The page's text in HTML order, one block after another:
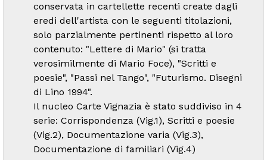
conservata in cartellette recenti create dagli
eredi dell'artista con le seguenti titolazioni,
solo parzialmente pertinenti rispetto al loro
contenuto: "Lettere di Mario" (si tratta
verosimilmente di Mario Foce), "Scritti e
poesie", "Passi nel Tango", "Futurismo. Disegni
di Lino 1994".
Il nucleo Carte Vignazia è stato suddiviso in 4
serie: Corrispondenza (Vig.1), Scritti e poesie
(Vig.2), Documentazione varia (Vig.3),
Documentazione di familiari (Vig.4)